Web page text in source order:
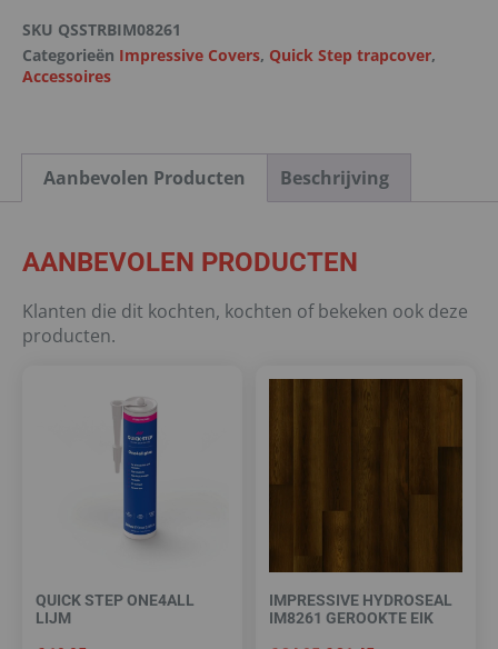
SKU QSSTRBIM08261
Categorieën Impressive Covers, Quick Step trapcover,
Accessoires
Aanbevolen Producten Beschrijving
AANBEVOLEN PRODUCTEN
Klanten die dit kochten, kochten of bekeken ook deze
producten.
QUICK STEP ONE4ALL
LIJM
IMPRESSIVE HYDROSEAL
IM8261 GEROOKTE EIK